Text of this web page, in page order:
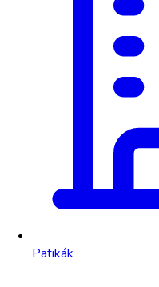
Patikák